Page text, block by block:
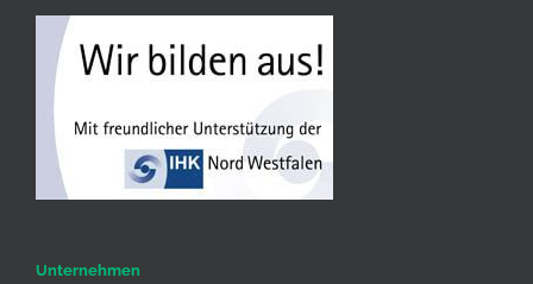
Unternehmen